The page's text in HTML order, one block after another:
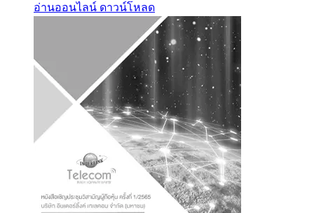
อ่านออนไลน์ ดาวน์โหลด